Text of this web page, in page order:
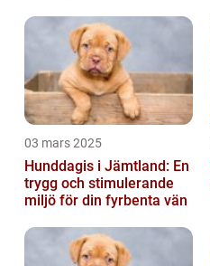
03 mars 2025
Hunddagis i Jämtland: En
trygg och stimulerande
miljö för din fyrbenta vän